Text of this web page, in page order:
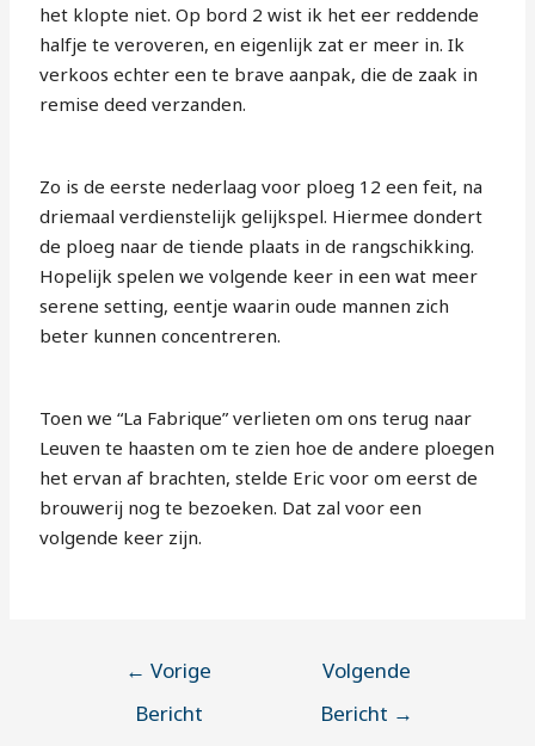
het klopte niet. Op bord 2 wist ik het eer reddende
halfje te veroveren, en eigenlijk zat er meer in. Ik
verkoos echter een te brave aanpak, die de zaak in
remise deed verzanden.
Zo is de eerste nederlaag voor ploeg 12 een feit, na
driemaal verdienstelijk gelijkspel. Hiermee dondert
de ploeg naar de tiende plaats in de rangschikking.
Hopelijk spelen we volgende keer in een wat meer
serene setting, eentje waarin oude mannen zich
beter kunnen concentreren.
Toen we “La Fabrique” verlieten om ons terug naar
Leuven te haasten om te zien hoe de andere ploegen
het ervan af brachten, stelde Eric voor om eerst de
brouwerij nog te bezoeken. Dat zal voor een
volgende keer zijn.
← Vorige
Bericht
Volgende
Bericht →